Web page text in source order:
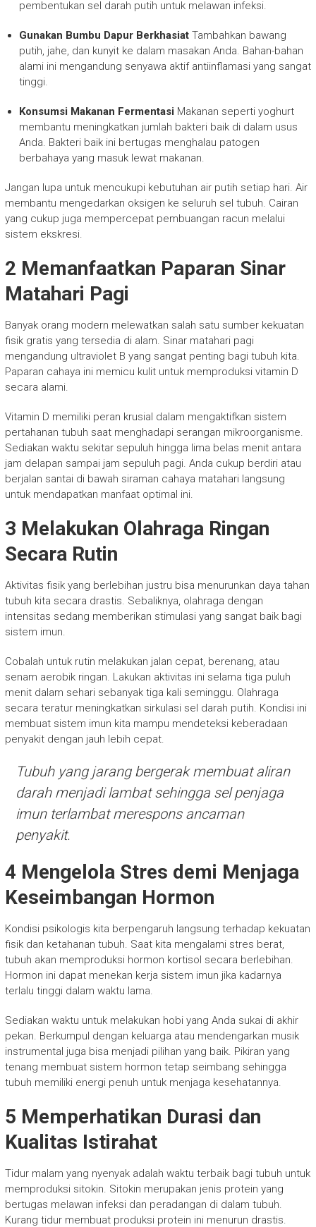
pembentukan sel darah putih untuk melawan infeksi.
Gunakan Bumbu Dapur BerkhasiatTambahkan bawang
putih, jahe, dan kunyit ke dalam masakan Anda. Bahan-bahan
alami ini mengandung senyawa aktif antiinflamasi yang sangat
tinggi.
Konsumsi Makanan Fermentasi Makanan seperti yoghurt
membantu meningkatkan jumlah bakteri baik di dalam usus
Anda. Bakteri baik ini bertugas menghalau patogen
berbahaya yang masuk lewat makanan.
Jangan lupa untuk mencukupi kebutuhan air putih setiap hari. Air
membantu mengedarkan oksigen ke seluruh sel tubuh. Cairan
yang cukup juga mempercepat pembuangan racun melalui
sistem ekskresi.
2 Memanfaatkan Paparan Sinar
Matahari Pagi
Banyak orang modern melewatkan salah satu sumber kekuatan
fisik gratis yang tersedia di alam. Sinar matahari pagi
mengandung ultraviolet B yang sangat penting bagi tubuh kita.
Paparan cahaya ini memicu kulit untuk memproduksi vitamin D
secara alami.
Vitamin D memiliki peran krusial dalam mengaktifkan sistem
pertahanan tubuh saat menghadapi serangan mikroorganisme.
Sediakan waktu sekitar sepuluh hingga lima belas menit antara
jam delapan sampai jam sepuluh pagi. Anda cukup berdiri atau
berjalan santai di bawah siraman cahaya matahari langsung
untuk mendapatkan manfaat optimal ini.
3 Melakukan Olahraga Ringan
Secara Rutin
Aktivitas fisik yang berlebihan justru bisa menurunkan daya tahan
tubuh kita secara drastis. Sebaliknya, olahraga dengan
intensitas sedang memberikan stimulasi yang sangat baik bagi
sistem imun.
Cobalah untuk rutin melakukan jalan cepat, berenang, atau
senam aerobik ringan. Lakukan aktivitas ini selama tiga puluh
menit dalam sehari sebanyak tiga kali seminggu. Olahraga
secara teratur meningkatkan sirkulasi sel darah putih. Kondisi ini
membuat sistem imun kita mampu mendeteksi keberadaan
penyakit dengan jauh lebih cepat.
Tubuh yang jarang bergerak membuat aliran
darah menjadi lambat sehingga sel penjaga
imun terlambat merespons ancaman
penyakit.
4 Mengelola Stres demi Menjaga
Keseimbangan Hormon
Kondisi psikologis kita berpengaruh langsung terhadap kekuatan
fisik dan ketahanan tubuh. Saat kita mengalami stres berat,
tubuh akan memproduksi hormon kortisol secara berlebihan.
Hormon ini dapat menekan kerja sistem imun jika kadarnya
terlalu tinggi dalam waktu lama.
Sediakan waktu untuk melakukan hobi yang Anda sukai di akhir
pekan. Berkumpul dengan keluarga atau mendengarkan musik
instrumental juga bisa menjadi pilihan yang baik. Pikiran yang
tenang membuat sistem hormon tetap seimbang sehingga
tubuh memiliki energi penuh untuk menjaga kesehatannya.
5 Memperhatikan Durasi dan
Kualitas Istirahat
Tidur malam yang nyenyak adalah waktu terbaik bagi tubuh untuk
memproduksi sitokin. Sitokin merupakan jenis protein yang
bertugas melawan infeksi dan peradangan di dalam tubuh.
Kurang tidur membuat produksi protein ini menurun drastis.